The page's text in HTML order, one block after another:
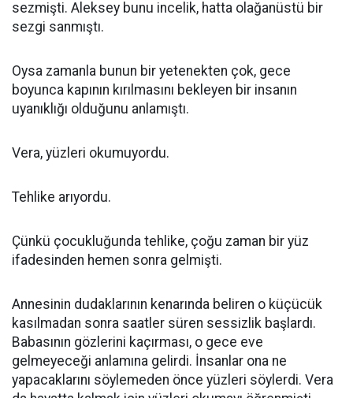
sezmişti. Aleksey bunu incelik, hatta olağanüstü bir
sezgi sanmıştı.
Oysa zamanla bunun bir yetenekten çok, gece
boyunca kapının kırılmasını bekleyen bir insanın
uyanıklığı olduğunu anlamıştı.
Vera, yüzleri okumuyordu.
Tehlike arıyordu.
Çünkü çocukluğunda tehlike, çoğu zaman bir yüz
ifadesinden hemen sonra gelmişti.
Annesinin dudaklarının kenarında beliren o küçücük
kasılmadan sonra saatler süren sessizlik başlardı.
Babasının gözlerini kaçırması, o gece eve
gelmeyeceği anlamına gelirdi. İnsanlar ona ne
yapacaklarını söylemeden önce yüzleri söylerdi. Vera